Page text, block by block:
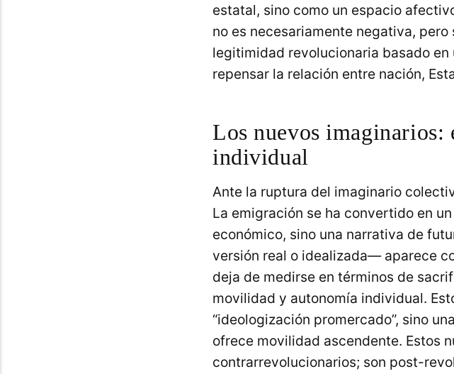
estatal, sino como un espacio
no es necesariamente negativa,
legitimidad revolucionaria basado
repensar la relación entre nación,
Los nuevos
individual
Ante la ruptura del imaginario
La emigración se ha convertido en
económico, sino una narrativa de
versión real o idealizada— aparece
deja de medirse en términos de
movilidad y autonomía individual.
“ideologización promercado”, sino
ofrece movilidad ascendente. Estos
contrarrevolucionarios; son post-